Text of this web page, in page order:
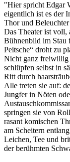
"Hier spricht Edgar
eigentlich ist es der
Thor und
Das Theater ist voll,
Bühnenbild im Stau
Peitsche“ droht zu
Nicht ganz freiwillig
schlüpfen selbst in
Ritt durch
Alle treten sie auf:
Jungfer in Nöten
springen sie von
rasant komischen
am Scheitern
Leichen, Tee und
der berühmten